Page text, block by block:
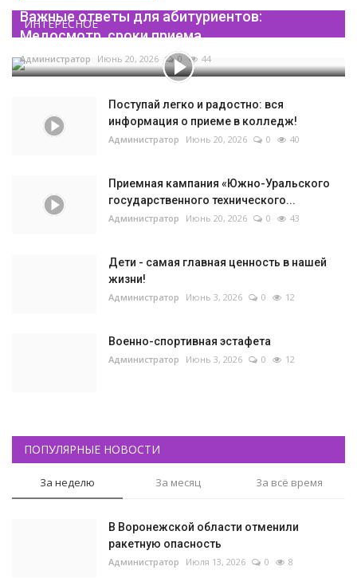
ИНТЕРЕСНОЕ
Важные ответы для абитуриентов:
Медосмотр, сроки приема...
Администратор Июнь 20, 2026 0 44
Поступай легко и радостно: вся
информация о приеме в колледж!
Администратор Июнь 20, 2026 0 40
Приемная кампания «Южно-Уральского
государственного технического...
Администратор Июнь 20, 2026 0 43
Дети - самая главная ценность в нашей
жизни!
Администратор Июнь 3, 2026 0 12
Военно-спортивная эстафета
Администратор Июнь 3, 2026 0 12
ПОПУЛЯРНЫЕ НОВОСТИ
За неделю За месяц За всё время
В Воронежской области отменили
ракетную опасность
Администратор Июля 13, 2026 0 8